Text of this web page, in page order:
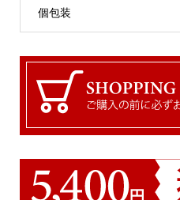
個包装